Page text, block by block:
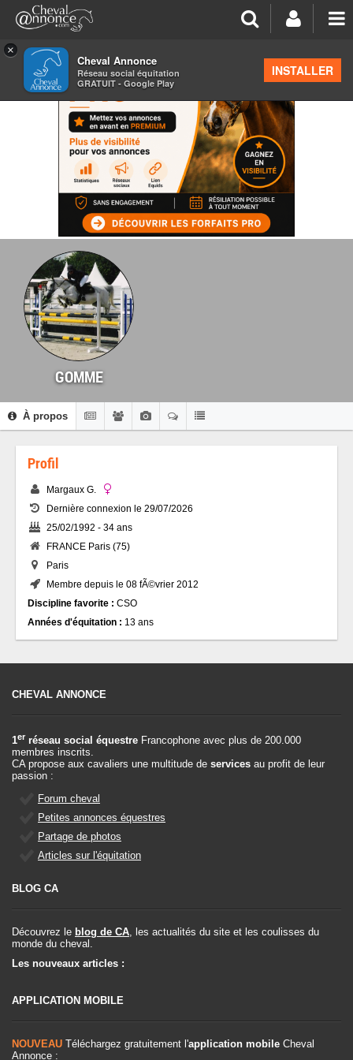
×
Cheval Annonce
Réseau social équitation
GRATUIT - Google Play
INSTALLER
GOMME
À propos
Profil
Margaux G.
Dernière connexion le 29/07/2026
25/02/1992 - 34 ans
FRANCE Paris (75)
Paris
Membre depuis le 08 fÃ©vrier 2012
Discipline favorite : CSO
Années d'équitation : 13 ans
CHEVAL ANNONCE
1er réseau social équestre Francophone avec plus de 200.000
membres inscrits.
CA propose aux cavaliers une multitude de services au profit de leur
passion :
Forum cheval
Petites annonces équestres
Partage de photos
Articles sur l'équitation
BLOG CA
Découvrez le blog de CA, les actualités du site et les coulisses du
monde du cheval.
Les nouveaux articles :
APPLICATION MOBILE
NOUVEAU Téléchargez gratuitement l'application mobile Cheval
Annonce :